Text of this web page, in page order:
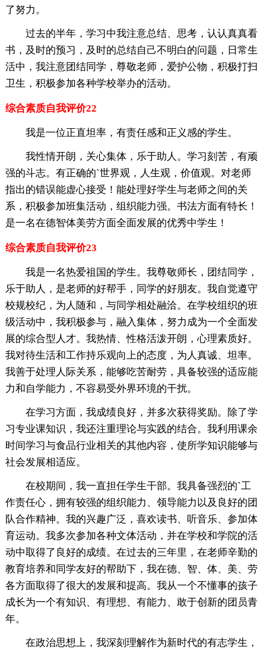
了努力。
过去的半年，学习中我注意总结、思考，认认真真看
书，及时的预习，及时的总结自己不明白的问题，日常生
活中，我注意团结同学，尊敬老师，爱护公物，积极打扫
卫生，积极参加各种学校举办的活动。
综合素质自我评价22
我是一位正直坦率，有责任感和正义感的学生。
我性情开朗，关心集体，乐于助人。学习刻苦，有顽
强的斗志。有正确的`世界观，人生观，价值观。对老师
指出的错误能虚心接受！能处理好学生与老师之间的关
系，积极参加班集活动，组织能力强。书法方面有特长！
是一名在德智体美劳方面全面发展的优秀中学生！
综合素质自我评价23
我是一名热爱祖国的学生。我尊敬师长，团结同学，
乐于助人，是老师的好帮手，同学的好朋友。我自觉遵守
校规校纪，为人随和，与同学相处融洽。在学校组织的班
级活动中，我积极参与，融入集体，努力成为一个全面发
展的综合型人才。我热情、性格活泼开朗，心理素质好。
我对待生活和工作持乐观向上的态度，为人真诚、坦率。
我善于处理人际关系，能够吃苦耐劳，具备较强的适应能
力和自学能力，不容易受外界环境的干扰。
在学习方面，我成绩良好，并多次获得奖励。除了学
习专业课知识，我还注重理论与实践的结合。我利用课余
时间学习与食品行业相关的其他内容，使所学知识能够与
社会发展相适应。
在校期间，我一直担任学生干部。我具备强烈的`工
作责任心，拥有较强的组织能力、领导能力以及良好的团
队合作精神。我的兴趣广泛，喜欢读书、听音乐、参加体
育运动。我多次参加各种文体活动，并在学校和学院的活
动中取得了良好的成绩。在过去的三年里，在老师辛勤的
教育培养和同学友好的帮助下，我在德、智、体、美、劳
各方面取得了很大的发展和提高。我从一个不懂事的孩子
成长为一个有知识、有理想、有能力、敢于创新的团员青
年。
在政治思想上，我深刻理解作为新时代的有志学生，